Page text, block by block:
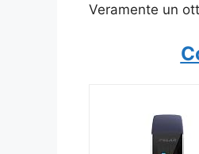
Veramente un